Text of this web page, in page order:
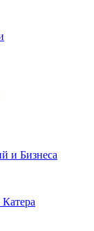
и Бизнеса